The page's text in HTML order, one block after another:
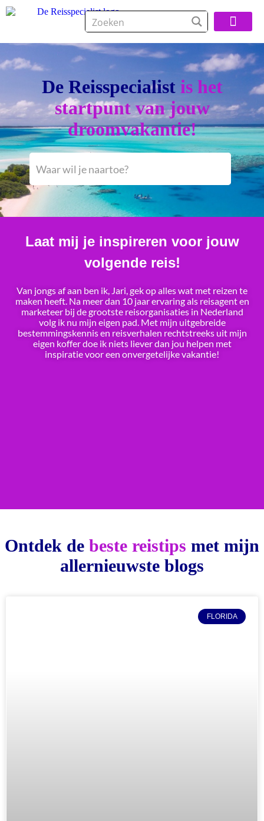
De Reisspecialist is het
startpunt van jouw
droomvakantie!
Laat mij je inspireren voor jouw
volgende reis!
Van jongs af aan ben ik, Jari, gek op alles wat met reizen te
maken heeft. Na meer dan 10 jaar ervaring als reisagent en
marketeer bij de grootste reisorganisaties in Nederland
volg ik nu mijn eigen pad. Met mijn uitgebreide
bestemmingskennis en reisverhalen rechtstreeks uit mijn
eigen koffer doe ik niets liever dan jou helpen met
inspiratie voor een onvergetelijke vakantie!
Ontdek de beste reistips met mijn
allernieuwste blogs
FLORIDA